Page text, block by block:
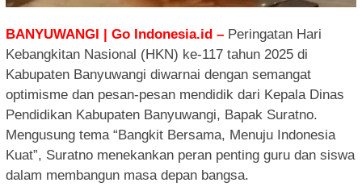
BANYUWANGI | Go Indonesia.id – Peringatan Hari
Kebangkitan Nasional (HKN) ke-117 tahun 2025 di
Kabupaten Banyuwangi diwarnai dengan semangat
optimisme dan pesan-pesan mendidik dari Kepala Dinas
Pendidikan Kabupaten Banyuwangi, Bapak Suratno.
Mengusung tema “Bangkit Bersama, Menuju Indonesia
Kuat”, Suratno menekankan peran penting guru dan siswa
dalam membangun masa depan bangsa.